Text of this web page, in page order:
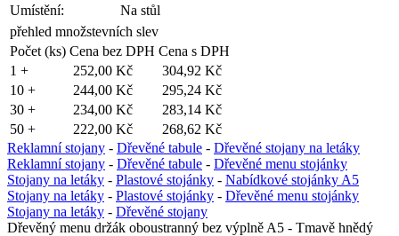
Umístění:
Na stůl
přehled množstevních slev
Počet (ks) Cena bez DPH Cena s DPH
1 +
252,00 Kč
304,92 Kč
10 +
244,00 Kč
295,24 Kč
30 +
234,00 Kč
283,14 Kč
50 +
222,00 Kč
268,62 Kč
Reklamní stojany - Dřevěné tabule - Dřevěné stojany na letáky
Reklamní stojany - Dřevěné tabule - Dřevěné menu stojánky
Stojany na letáky - Plastové stojánky - Nabídkové stojánky A5
Stojany na letáky - Plastové stojánky - Dřevěné menu stojánky
Stojany na letáky - Dřevěné stojany
Dřevěný menu držák oboustranný bez výplně A5 - Tmavě hnědý